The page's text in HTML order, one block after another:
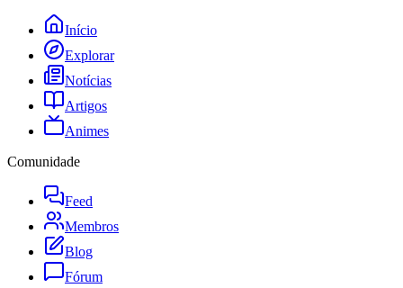
Início
Explorar
Notícias
Artigos
Animes
Comunidade
Feed
Membros
Blog
Fórum